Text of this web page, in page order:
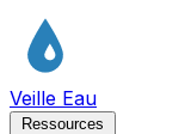
Veille Eau
Ressources